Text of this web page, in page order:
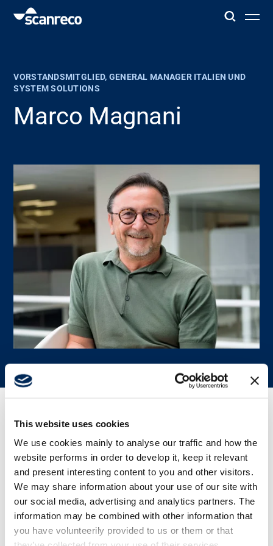
This website uses cookies
We use cookies mainly to analyse our traffic and how the
website performs in order to develop it, keep it relevant
and present interesting content to you and other visitors.
We may share information about your use of our site with
our social media, advertising and analytics partners. The
information may be combined with other information that
you have volunteerily provided to us or them or that
Anpassung
Bedienerproduktivität und Sicherheit
Branchen
Wissenszentrum
Support
VORSTANDSMITGLIED, GENERAL MANAGER ITALIEN UND
SYSTEM SOLUTIONS
Marco Magnani
Über
Geboren:1964
Vorstandsmitglied seit:2021
Weitere Vorstandsfunktionen bzw. andere Funktionen:
Gründer von Fabercom Srl, Scanreco South Europe Srl
und NEM Srl. Präsident und Geschäftsführer.